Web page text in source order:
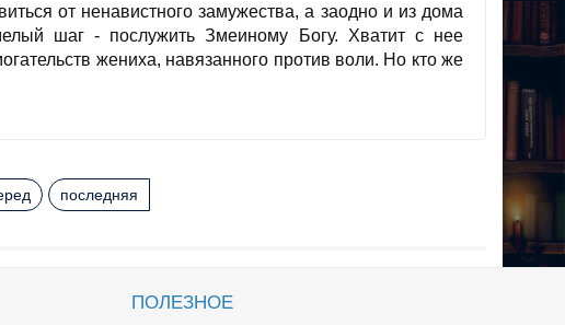
от ненавистного замужества, а заодно и из дома
шаг - послужить Змеиному Богу. Хватит с нее
жениха, навязанного против воли. Но кто же
последняя
ПОЛЕЗНОЕ